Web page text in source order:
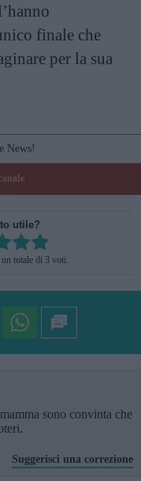
finale che
per la sua
News!
utile?
totale di 3 voti.
sono convinta che
Suggerisci una correzione